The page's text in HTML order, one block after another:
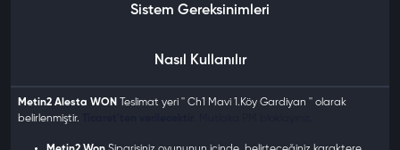
Sistem Gereksinimleri
Nasıl Kullanılır
Metin2 Alesta WON
Teslimat yeri '' Ch1 Mavi 1.Köy Gardiyan '' olarak
belirlenmiştir.